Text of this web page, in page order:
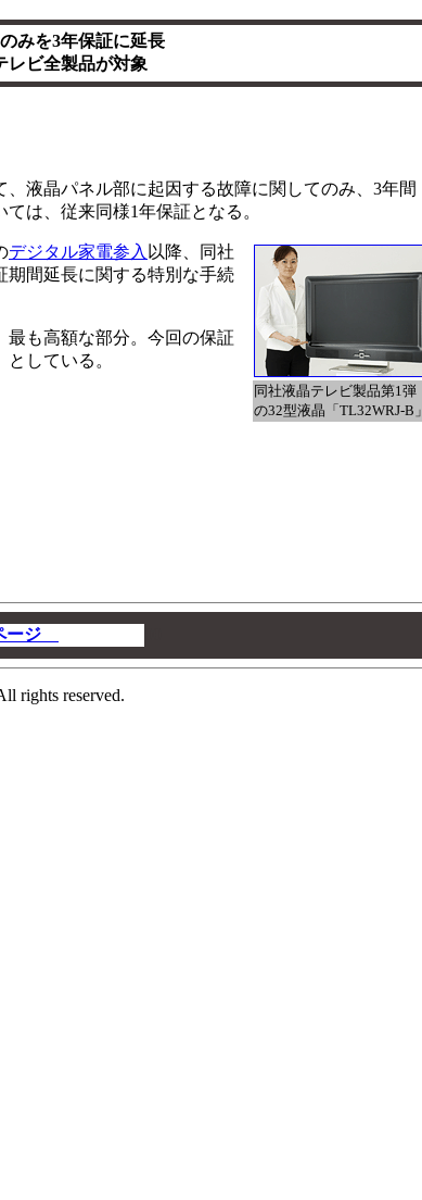
みを3年保証に延長
レビ全製品が対象
液晶パネル部に起因する故障に関してのみ、3年間
は、従来同様1年保証となる。
同社液晶テレビ製品第1弾
の32型液晶「TL32WRJ-B」
デジタル家電参入 以降、同社
期間延長に関する特別な手続
も高額な部分。今回の保証
している。
ージ
rights reserved.